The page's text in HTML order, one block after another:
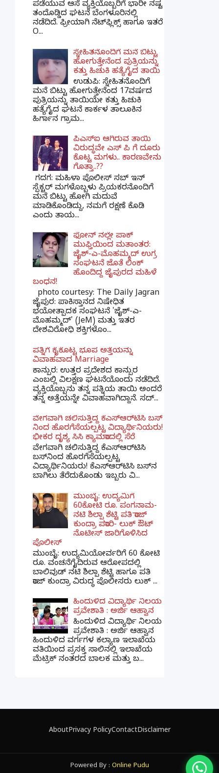
ಪಡೆಯುವ ಆಸೆ ವ್ಯಕ್ತಿಯೊಬ್ಬರಿಗೆ ಭಾರೀ ನಷ್ಟ
ತಂದೊಡ್ಡಿದ ಘಟನೆ ಬೆಂಗಳೂರಿನಲ್ಲಿ
ನಡೆದಿದೆ. ಫ್ರೀಯಾಗಿ ನೆಟ್‌ಫ್ಲಿಕ್ಸ್ ಹಾಗೂ ಇತರೆ
O...
ಸ್ನೇಹಿತನೊಂದಿಗೆ ಮನೆ ಬಿಟ್ಟು
ಹೋಗುತ್ತೇನೆಂದ ಪುತ್ರಿಯನ್ನು
ಕತ್ತು ಹಿಚುಕಿ ಹತ್ಯೆಗೈದ ತಾಯಿ
ಉಡುಪಿ: ಸ್ನೇಹಿತನೊಂದಿಗೆ
ಮನೆ ಬಿಟ್ಟು ಹೋಗುತ್ತೇನೆಂದ 17ವರ್ಷದ
ಪುತ್ರಿಯನ್ನು ತಾಯಿಯೇ ಕತ್ತು ಹಿಚುಕಿ
ಹತ್ಯೆಗೈದ ಘಟನೆ ಕಾರ್ಕಳ ತಾಲೂಕಿನ
ಹಿರ್ಗಾನ ಗ್ರಾಮ...
ಪಿಎಸ್​ಐ ಆಗಿರುವ ತಾಯಿ
ವಿರುದ್ಧವೇ ಎಸ್ ಪಿ ಗೆ ದೂರು
ಕೊಟ್ಟ ಮಗಳು.. ಕಾರಣವೇನು
ಗೊತ್ತಾ..??
ಗದಗ​: ಮಹಿಳಾ ಪೊಲೀಸ್​ ಸಬ್ ​ಇನ್​
ಸ್ಪೆಕ್ಟರ್​ ಮಗಳೊಬ್ಬಳು ಪ್ರಿಯಕರನೊಂದಿಗೆ
ಮನೆ ಬಿಟ್ಟು ಹೋಗಿ ಮದುವೆ
ಮಾಡಿಕೊಂಡಿದ್ದು, ನಮಗೆ ರಕ್ಷಣೆ ಕೊಡಿ
ಎಂದು ತಾಯ...
ಫೋನ್ ನಲ್ಲೇ ಪಾಕ್
ಮುಫ್ತಿಯಿಂದ ಮತಾಂತರ:
ಜೈಶ್-ಎ-ಮೊಹಮ್ಮದ್ ಉಗ್ರ
ಸಂಘಟನೆ ಜೊತೆ ಲಿಂಕ್
ಹೊಂದಿದ್ದ ಜೈಪುರದ ಮಹಿಳೆ
ಬಂಧನ!
photo courtesy: The Daily Jagran
ಜೈಪುರ: ಪಾಕಿಸ್ತಾನದ ನಿಷೇಧಿತ
ಭಯೋತ್ಪಾದಕ ಸಂಘಟನೆ 'ಜೈಶ್-ಎ-
ಮೊಹಮ್ಮದ್' (JeM) ಮತ್ತು ಇತರ
ದೇಶವಿರೋಧಿ ಶಕ್ತಿಗಳೊಂ...
ಪತ್ನಿಗೆ ಕೈಕೊಟ್ಟ ಭೂಪ ಅತ್ತೆಯನ್ನು
ವಿವಾಹವಾದ Marriage
ಕಾನ್ಪುರ: ಉತ್ತರ ಪ್ರದೇಶದ ಕಾನ್ಪುರ
ಎಂಬಲ್ಲಿ ವಿಲಕ್ಷಣ ಘಟನೆಯೊಂದು ನಡೆದಿದೆ.
ವ್ಯಕ್ತಿಯೊಬ್ಬನು ತನ್ನ ಪತ್ನಿಯ ತಾಯಿ ಅಂದರೆ
ತನ್ನ ಅತ್ತೆಯನ್ನೇ ವಿವಾಹವಾಗಿದ್ದಾನೆ. ಸದ್...
ವೇಗವಾಗಿ ಚಲಿಸುತ್ತಿದ್ದ ಕೆಎಸ್​ಆರ್​ಟಿಸಿ ಬಸ್​
ನಿಂದ ಹೊರಗೆಸೆಯಲ್ಪಟ್ಟ ವಿದ್ಯಾರ್ಥಿನಿಯರು!
ಭೀಕರ ದೃಶ್ಯ ಸಿಸಿ ಕ್ಯಾಮರಾದಲ್ಲಿ ಸೆರೆ
ವೇಗವಾಗಿ ಚಲಿಸುತ್ತಿದ್ದ ಕೆಎಸ್‌ಆರ್‌ಟಿಸಿ
ಬಸ್‌ನಿಂದ ಹೊರಗೆಸೆಯಲ್ಪಟ್ಟ
ವಿದ್ಯಾರ್ಥಿನಿಯರು! ಕೆಎಸ್‌ಆರ್‌ಟಿಸಿ ಬಸ್‌ನ
ಬಾಗಿಲು ತೆರೆದುಕೊಂಡು ಇಬ್ಬರು ವಿ...
ಮುಂಬೈ: ಉದ್ಯಮಿಗೆ
60ಕೋಟಿ ರೂ. ಪಂಗನಾಮ-
ನಟಿ ಶಿಲ್ಪಾ ಶೆಟ್ಟಿ ಪತಿ ರಾಜ್
ಕುಂದ್ರಾ ಪರಾರಿ- ಲುಕ್ ಔಟ್
ನೊಟೀಸ್ ಜಾರಿಗೊಳಿಸಿದ
ಪೊಲೀಸ್
ಮುಂಬೈ: ಉದ್ಯಮಿಯೋರ್ವರಿಗೆ 60 ಕೋಟಿ
ರೂ. ವಂಚನೆಗೈದಿರುವ ಆರೋಪದಲ್ಲಿ
ಬಾಲಿವುಡ್ ನಟಿ ಶಿಲ್ಪಾ ಶೆಟ್ಟಿ ಹಾಗೂ ಪತಿ
ರಾಜ್ ಕುಂದ್ರಾ ವಿರುದ್ಧ ಪೊಲೀಸರು ಲುಕ್ ...
ಹಿಂದುಳಿದ ವಿದ್ಯಾರ್ಥಿ ನಿಲಯ
ಪ್ರವೇಶಾತಿ : ಅರ್ಜಿ ಆಹ್ವಾನ
ಹಿಂದುಳಿದ ವಿದ್ಯಾರ್ಥಿ ನಿಲಯ
ಪ್ರವೇಶಾತಿ : ಅರ್ಜಿ ಆಹ್ವಾನ
ಹಿಂದುಳಿದ ವರ್ಗಗಳ ಕಲ್ಯಾಣ ಇಲಾಖೆಯ
ವತಿಯಿಂದ ಪ್ರಸಕ್ತ ಸಾಲಿನಲ್ಲಿ ಇಲಾಖೆಯ
ಮೆಟ್ರಿಕ್ ನಂತರದ ಬಾಲಕ ಮತ್ತು ಬ...
AboutPrivacy PolicyContactDisclaimer
Powered By : Online Pudu
×
📢 ನಮ್ಮ WhatsApp ಗ್ರೂಪ್‌ಗೆ ಸೇರಿ — ತಕ್ಷಣದ